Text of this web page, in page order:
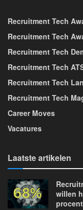
Recruitment Tech
Recruitment Tech
Recruitment Tech
Recruitment Tech
Recruitment Tech
Recruitment Tech
Career Moves
Vacatures
Laatste artikelen
willen
procent